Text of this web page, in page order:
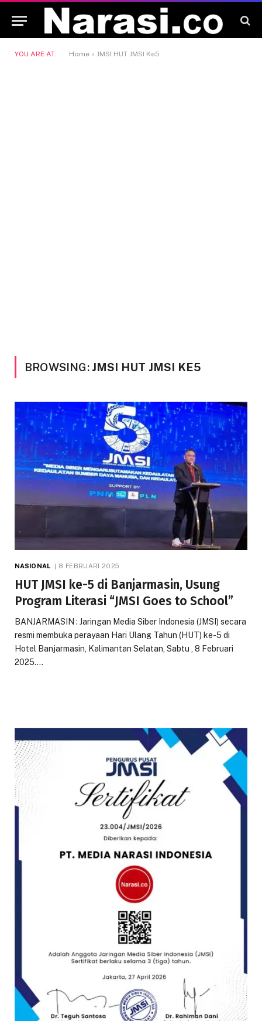
YOU ARE AT: Home » JMSI HUT JMSI Ke5
BROWSING: JMSI HUT JMSI KE5
NASIONAL 8 FEBRUARI 2025
HUT JMSI ke-5 di Banjarmasin, Usung
Program Literasi “JMSI Goes to School”
BANJARMASIN : Jaringan Media Siber Indonesia (JMSI) secara
resmi membuka perayaan Hari Ulang Tahun (HUT) ke-5 di
Hotel Banjarmasin, Kalimantan Selatan, Sabtu , 8 Februari
2025.…